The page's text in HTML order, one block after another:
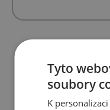
Zapojte se
gastro
Tyto
soubory
K